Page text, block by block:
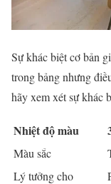
Sự khác biệt cơ bản
trong bảng nhưng
hãy xem xét sự khác
Nhiệt độ màu
Màu sắc
Lý tưởng cho